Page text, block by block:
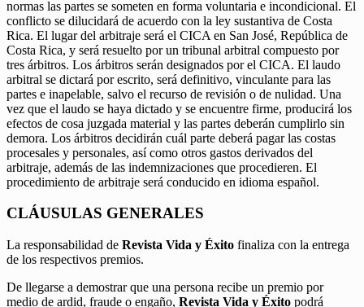
normas las partes se someten en forma voluntaria e incondicional. El
conflicto se dilucidará de acuerdo con la ley sustantiva de Costa
Rica. El lugar del arbitraje será el CICA en San José, República de
Costa Rica, y será resuelto por un tribunal arbitral compuesto por
tres árbitros. Los árbitros serán designados por el CICA. El laudo
arbitral se dictará por escrito, será definitivo, vinculante para las
partes e inapelable, salvo el recurso de revisión o de nulidad. Una
vez que el laudo se haya dictado y se encuentre firme, producirá los
efectos de cosa juzgada material y las partes deberán cumplirlo sin
demora. Los árbitros decidirán cuál parte deberá pagar las costas
procesales y personales, así como otros gastos derivados del
arbitraje, además de las indemnizaciones que procedieren. El
procedimiento de arbitraje será conducido en idioma español.
CLÁUSULAS GENERALES
La responsabilidad de Revista Vida y Éxito finaliza con la entrega
de los respectivos premios.
De llegarse a demostrar que una persona recibe un premio por
medio de ardid, fraude o engaño, Revista Vida y Éxito podrá